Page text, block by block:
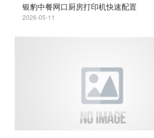
银豹中餐网口厨房打印机快速配置
2026-05-11